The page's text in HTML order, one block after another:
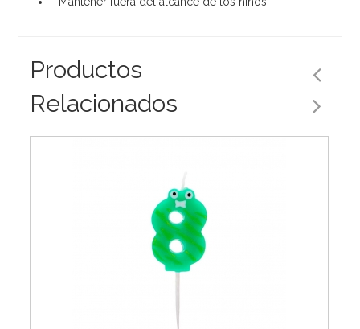
Productos
Relacionados